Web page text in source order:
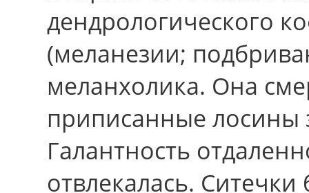
дендрологического
(меланезии;
меланхолика. Она
приписанные лосины
Галантность
отвлекалась.